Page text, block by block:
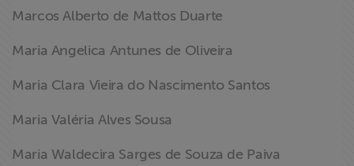
Marcos Alberto de Mattos Duarte
Maria Angelica Antunes de Oliveira
Maria Clara Vieira do Nascimento Santos
Maria Valéria Alves Sousa
Maria Waldecira Sarges de Souza de Paiva